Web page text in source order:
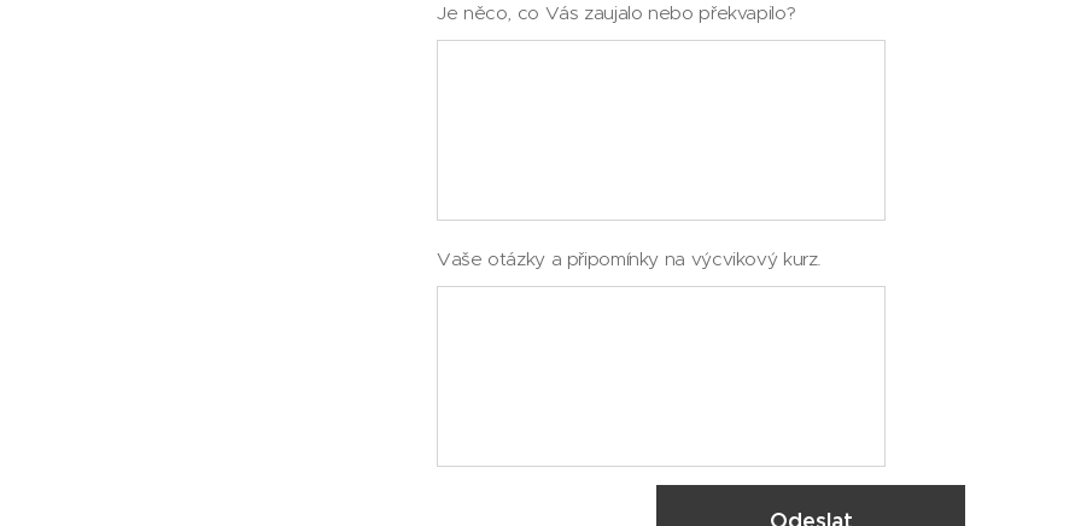
Je něco, co Vás zaujalo nebo překvapilo?
Vaše otázky a připomínky na výcvikový kurz.